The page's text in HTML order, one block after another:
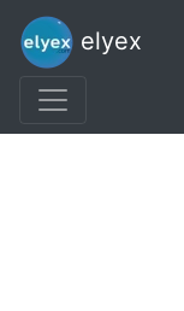
elyex